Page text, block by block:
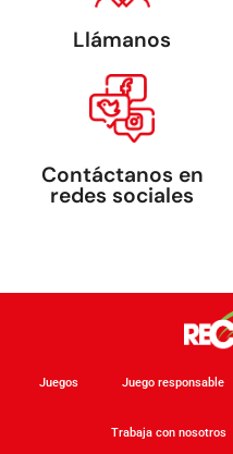
Llámanos
Contáctanos en
redes sociales
Juegos Juego responsable
Trabaja con nosotros